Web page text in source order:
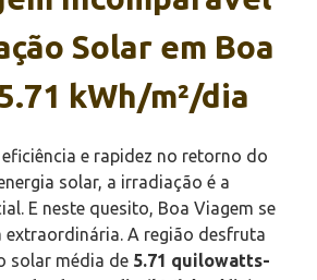
Solar em Boa
kWh/m²/dia
e rapidez no retorno do
solar, a irradiação é a
E neste quesito, Boa Viagem se
extraordinária. A região desfruta
solar média de 5.71 quilowatts-